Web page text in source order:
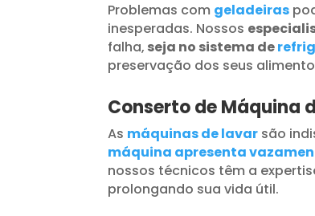
Problemas com geladeiras
inesperadas. Nossos
falha, seja no sistema de
preservação dos seus
Conserto de Máquina
As máquinas de lavar são
máquina apresenta
nossos técnicos têm a
prolongando sua vida útil.